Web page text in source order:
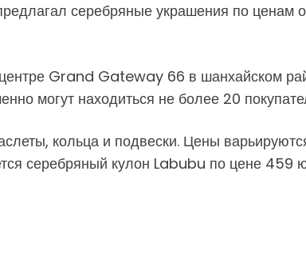
серебряные украшения по ценам
Grand Gateway 66 в шанхайском
могут находиться не более 20
кольца и подвески. Цены
серебряный кулон Labubu по цене